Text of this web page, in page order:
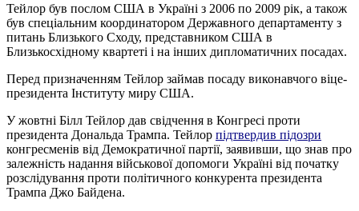
Тейлор був послом США в Україні з 2006 по 2009 рік, а також
був спеціальним координатором Державного департаменту з
питань Близького Сходу, представником США в
Близькосхідному квартеті і на інших дипломатичних посадах.
Перед призначенням Тейлор займав посаду виконавчого віце-
президента Інституту миру США.
У жовтні Білл Тейлор дав свідчення в Конгресі проти
президента Дональда Трампа. Тейлор підтвердив підозри
конгресменів від Демократичної партії, заявивши, що знав про
залежність надання військової допомоги Україні від початку
розслідування проти політичного конкурента президента
Трампа Джо Байдена.